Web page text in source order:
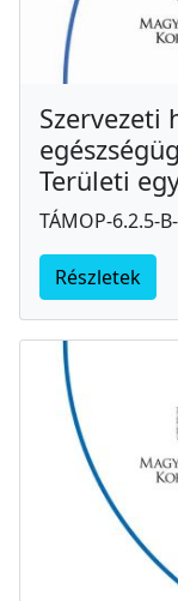
Szervezeti
Területi
TÁMOP-6.2.5-
Részletek